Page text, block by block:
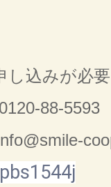
し込みが必
88-5593